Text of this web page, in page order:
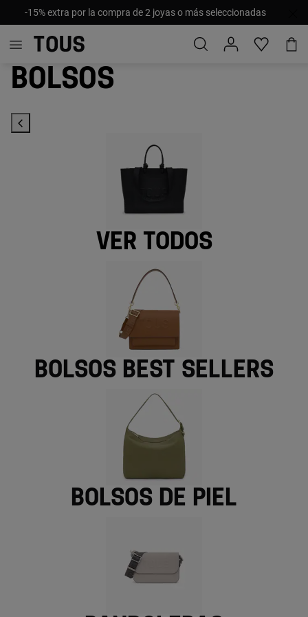
PRECIOS ESPECIALES: Hasta -40% ¡Nuevos descuentos y
productos añadidos!
Bolsos
Ver todos
Bolsos best sellers
Bolsos de piel